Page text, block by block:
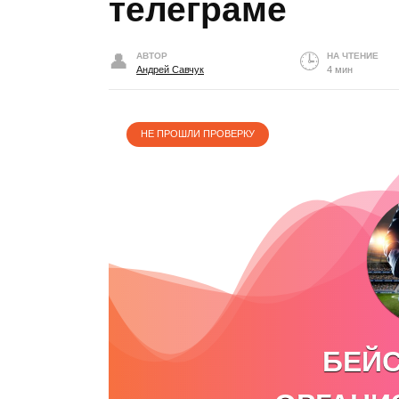
телеграме
АВТОР
Андрей Савчук
НА ЧТЕНИЕ
4 мин
НЕ ПРОШЛИ ПРОВЕРКУ